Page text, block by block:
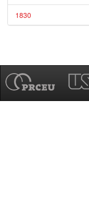
1830